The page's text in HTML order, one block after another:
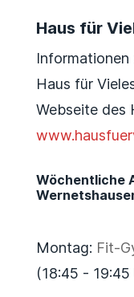
Haus für
Informationen
Haus für
Webseite des
Wöchentliche
Montag: Fit-
(18:45 - 19:45